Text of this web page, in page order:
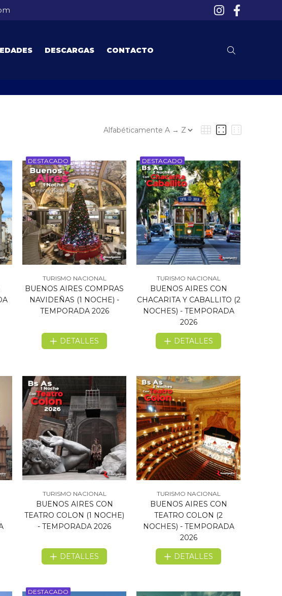
DESCARGAS CONTACTO
DESTACADO
TURISMO NACIONAL
BUENOS AIRES COMPRAS
NAVIDEÑAS (1 NOCHE) -
TEMPORADA 2026
DETALLES
DESTACADO
TURISMO NACIONAL
BUENOS AIRES CON
CHACARITA Y CABALLITO (2
NOCHES) - TEMPORADA
2026
DETALLES
TURISMO NACIONAL
BUENOS AIRES CON
TEATRO COLON (1 NOCHE)
- TEMPORADA 2026
DETALLES
TURISMO NACIONAL
BUENOS AIRES CON
TEATRO COLON (2
NOCHES) - TEMPORADA
2026
DETALLES
DESTACADO